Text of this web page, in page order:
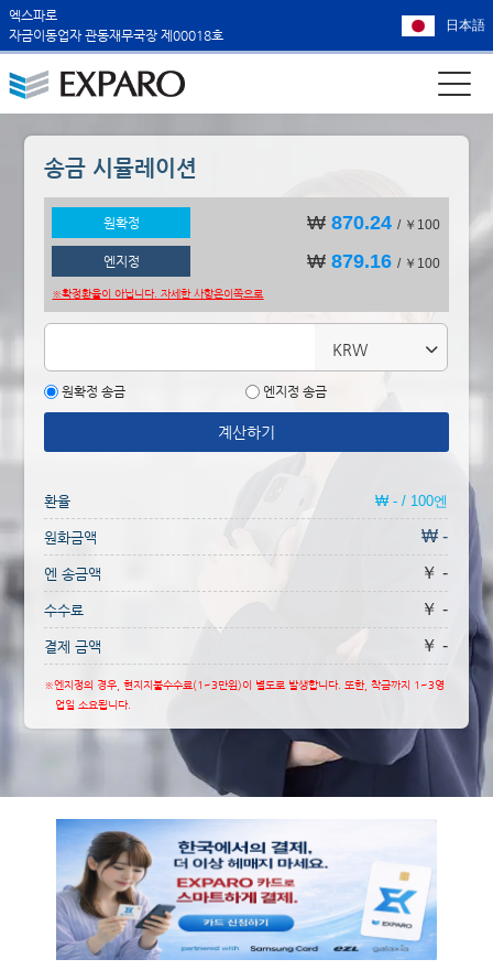
엑스파로
자금이동업자 관동재무국장 제00018호
日本語
송금 시뮬레이션
원확정 ₩870.24 / ￥100
엔지정 ₩879.16 / ￥100
※확정환율이 아닙니다. 자세한 사항은이쪽으로
KRW
원확정 송금 엔지정 송금
계산하기
환율 ₩ - / 100엔
원화금액 ₩ -
엔 송금액 ￥ -
수수료 ￥ -
결제 금액 ￥ -
※엔지정의 경우, 현지지불수수료(1~3만원)이 별도로 발생합니다. 또한, 착금까지 1~3영
업일 소요됩니다.